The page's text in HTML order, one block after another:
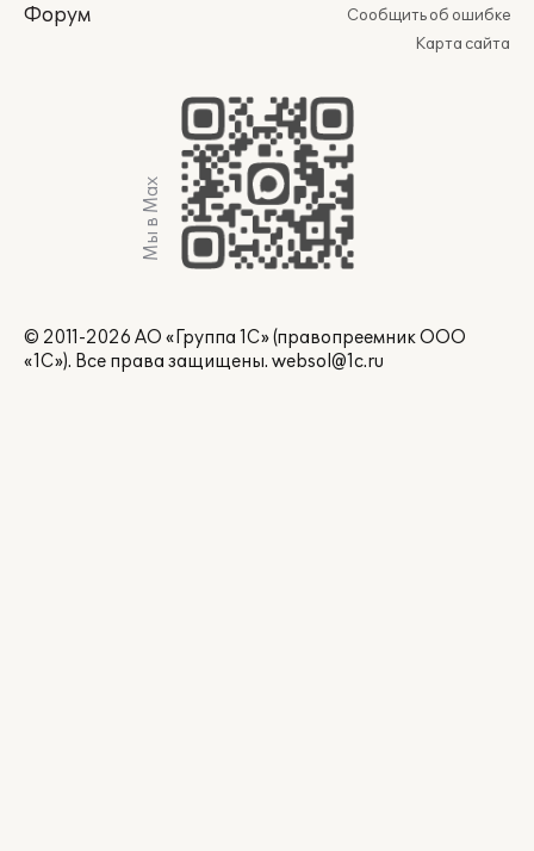
Форум
Сообщить об ошибке
Карта сайта
Мы в Max
© 2011-2026 АО «Группа 1С» (правопреемник ООО
«1С»). Все права защищены. websol@1c.ru